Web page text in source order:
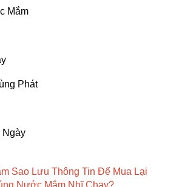
Mắm
Phát
Ngày
Sao Lưu Thông Tin Để Mua Lại
Nước Mắm Nhĩ Chay?